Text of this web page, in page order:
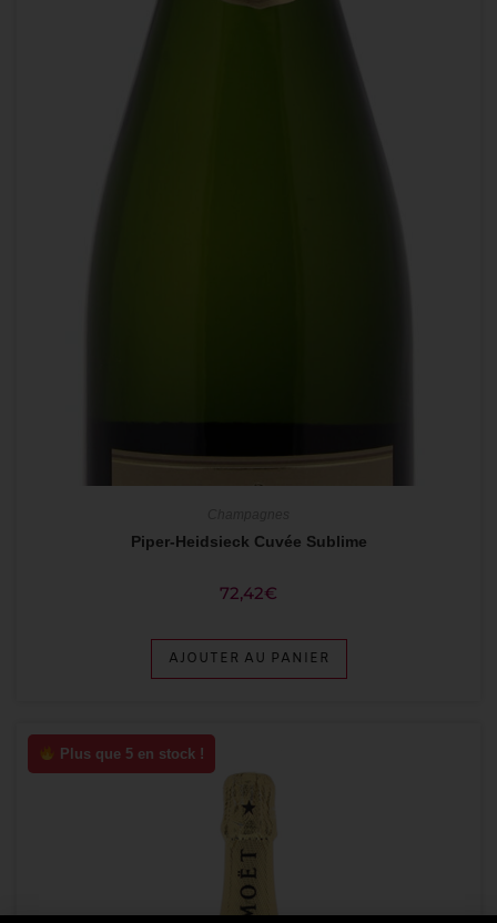
Piper-Heidsieck Cuvée Sublime
72,42€
AJOUTER AU PANIER
Plus que 5 en stock !